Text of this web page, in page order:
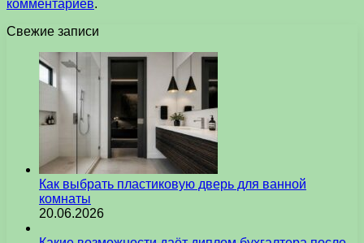
комментариев.
Свежие записи
Как выбрать пластиковую дверь для ванной
комнаты
20.06.2026